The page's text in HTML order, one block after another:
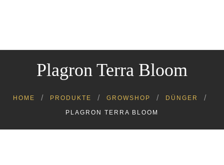
Growshop
Kratom
Kosmetik
Plagron Terra Bloom
HOME PRODUKTE GROWSHOP DÜNGER
PLAGRON TERRA BLOOM